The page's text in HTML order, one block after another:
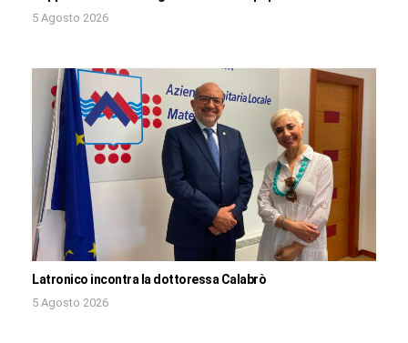
5 Agosto 2026
Latronico incontra la dottoressa Calabrò
5 Agosto 2026